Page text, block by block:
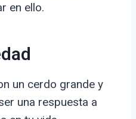
en ello.
un cerdo grande y
una respuesta a